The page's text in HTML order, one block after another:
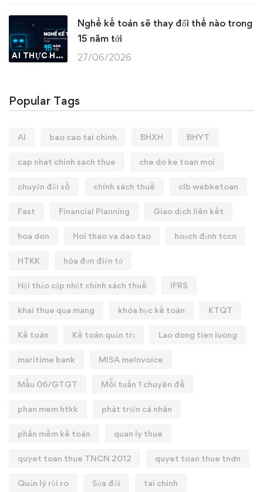
AI THỰC HÀNH
Nghề kế toán sẽ thay đổi thế nào trong
15 năm tới
27/06/2026
Popular Tags
AI bao cao tai chinh BHXH BHYT
cap nhat chinh sach thue che do ke toan moi
chuyển đổi số chính sách thuế clb webketoan
Fast Financial Planning Giao dịch liên kết
hoa don Hoi thao va dao tao hoạch định tccn
HTKK hóa đơn điện tử
Hội thảo cập nhật chính sách thuế IFRS
khai thue qua mang khóa học kế toán KTQT
Kế toán Kế toán quản trị Lao dong tien luong
maritime bank MISA meInvoice
Mẫu 06/GTGT Mỗi tuần 1 chuyên đề
phan mem htkk phát triển cá nhân
phần mềm kế toán quan ly thue
quyet toan thue TNCN 2012 quyet toan thue tndn
Quản lý rủi ro Sửa đổi tai chinh